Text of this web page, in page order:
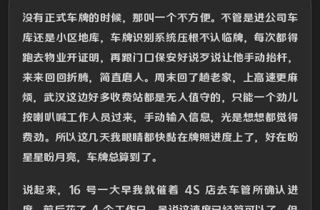
没有正式车牌的时候，那叫一个不方便。不管是进公司车
库还是小区地库，车牌识别系统压根不认临牌，每次都得
跑去物业开证明，再跟门口保安好说歹说让他手动抬杆，
来来回回折腾，简直磨人。周末回了趟老家，上高速更麻
烦，武汉这边好多收费站都是无人值守的，只能一个劲儿
按喇叭喊工作人员过来，手动输入信息，光是想想都觉得
费劲。所以这几天我眼睛都快黏在牌照进度上了，好在盼
星星盼月亮，车牌总算到了。
说起来，16 号一大早我就催着 4S 店去车管所确认进